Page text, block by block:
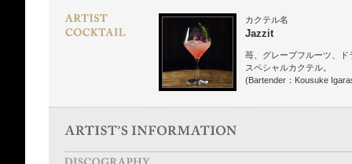
カクテル名
Jazzit
苺、グレープフルーツ、
スペシャルカクテル。
(Bartender：Kousuke